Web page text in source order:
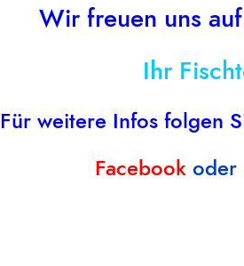
Wir freuen uns
Ihr
Für weitere Infos folgen
Facebook oder